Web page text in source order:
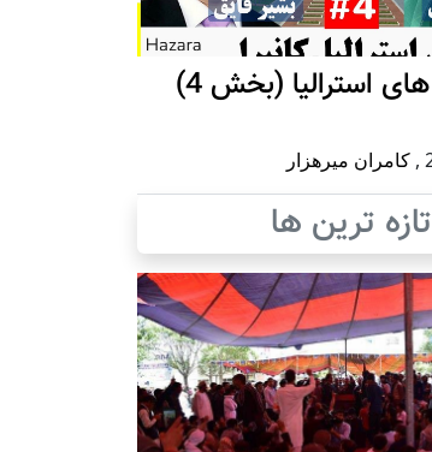
روزگار هزاره های استرالیا (بخش 4)
, کامران میرهزار
تازه ترین ها